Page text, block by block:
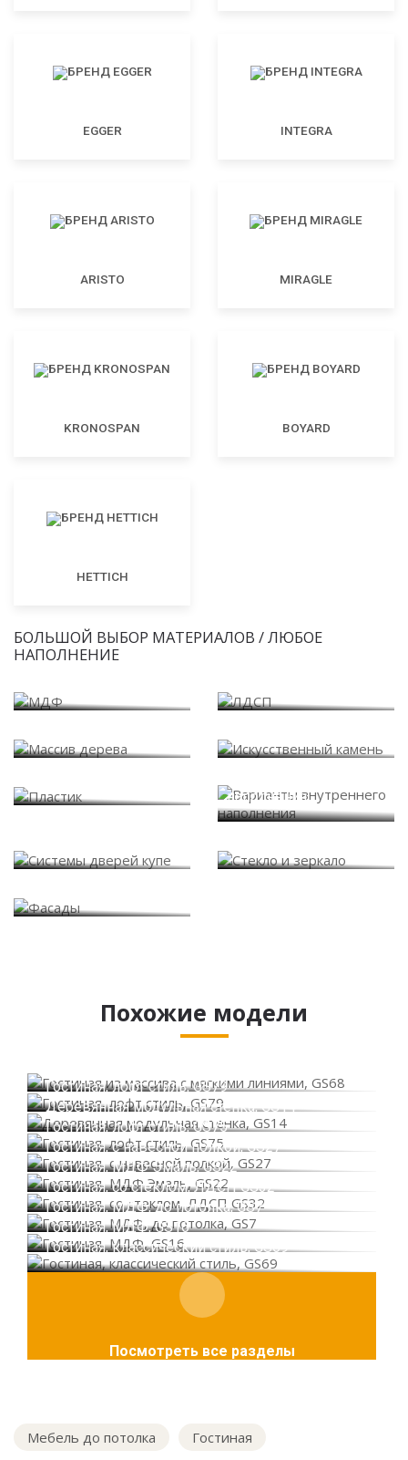
EGGER INTEGRA
ARISTO MIRAGLE
KRONOSPAN BOYARD
HETTICH
БОЛЬШОЙ ВЫБОР МАТЕРИАЛОВ / ЛЮБОЕ
НАПОЛНЕНИЕ
наполнения
Похожие модели
Гостиная, лофт стиль, GS79
Деревянная модульная стенка, GS14
Гостиная, лофт стиль, GS75
Гостиная, с навесной полкой, GS27
Гостиная, МДФ Эмаль, GS22
Гостиная, со стеклом, ЛДСП GS32
Гостиная, МДФ, до потолка, GS7
Гостиная, МДФ, GS16
Гостиная, классический стиль, GS69
Посмотреть все разделы
Мебель до потолка
Гостиная